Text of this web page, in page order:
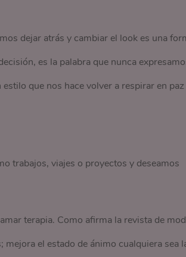
dejar atrás y cambiar el look es una
es la palabra que nunca
que nos hace volver a respirar en paz
trabajos, viajes o proyectos y deseamos
terapia. Como afirma la revista de
el estado de ánimo cualquiera sea